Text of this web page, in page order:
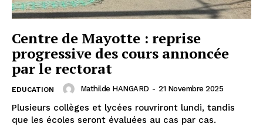
Centre de Mayotte : reprise
progressive des cours annoncée
par le rectorat
EDUCATION Mathilde HANGARD - 21 Novembre 2025
Plusieurs collèges et lycées rouvriront lundi, tandis
que les écoles seront évaluées au cas par cas.